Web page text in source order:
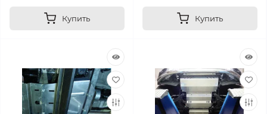
Купить Купить